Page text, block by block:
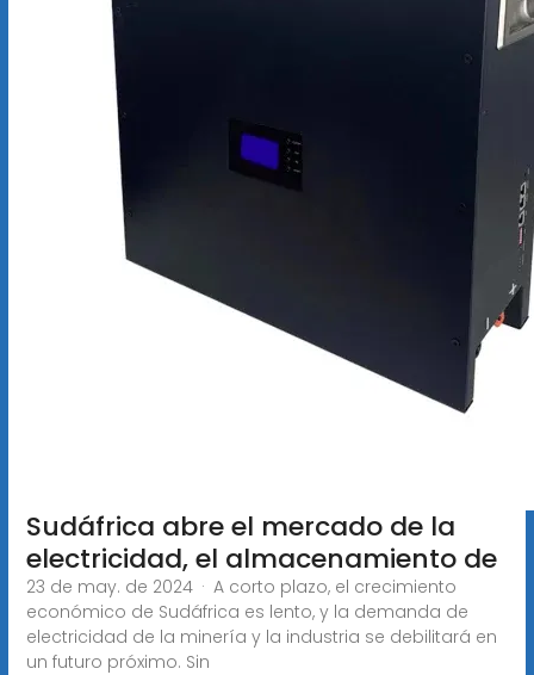
Sudáfrica abre el mercado de la
electricidad, el almacenamiento de
23 de may. de 2024 · A corto plazo, el crecimiento
económico de Sudáfrica es lento, y la demanda de
electricidad de la minería y la industria se debilitará en
un futuro próximo. Sin